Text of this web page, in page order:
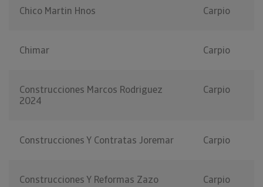
Chico Martin Hnos Carpio
Chimar Carpio
Construcciones Marcos Rodriguez
2024
Carpio
Construcciones Y Contratas Joremar Carpio
Construcciones Y Reformas Zazo Carpio